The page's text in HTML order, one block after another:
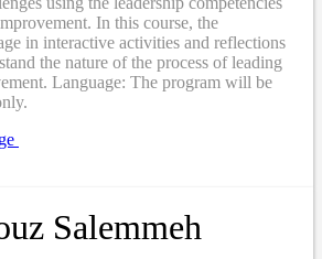
In this course, the
in interactive activities and reflections
the nature of the process of leading
Language: The program will be
Salemmeh